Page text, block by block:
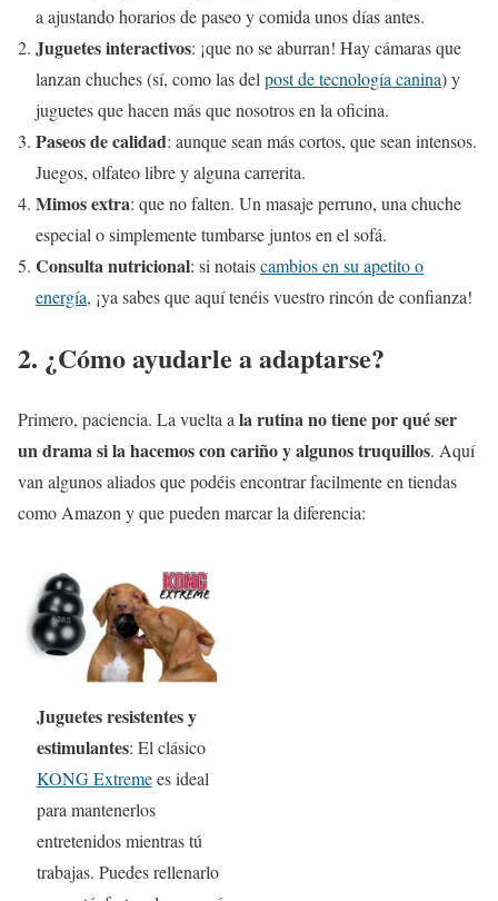
a ajustando horarios de paseo y comida unos días antes.
Juguetes interactivos: ¡que no se aburran! Hay cámaras que
lanzan chuches (sí, como las delpost de tecnología canina) y
juguetes que hacen más que nosotros en la oficina.
Paseos de calidad: aunque sean más cortos, que sean intensos.
Juegos, olfateo libre y alguna carrerita.
Mimos extra: que no falten. Un masaje perruno, una chuche
especial o simplemente tumbarse juntos en el sofá.
Consulta nutricional: si notaiscambios en su apetito o
energía, ¡ya sabes que aquí tenéis vuestro rincón de confianza!
2. ¿Cómo ayudarle a adaptarse?
Primero, paciencia. La vuelta ala rutina no tiene por qué ser
un drama si la hacemos con cariño y algunos truquillos. Aquí
van algunos aliados que podéis encontrar facilmente en tiendas
como Amazon y que pueden marcar la diferencia:
Juguetes resistentes y
estimulantes: El clásico
KONG Extremees ideal
para mantenerlos
entretenidos mientras tú
trabajas. Puedes rellenarlo